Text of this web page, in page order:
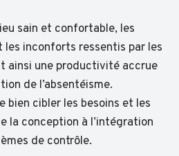
sain et confortable, les
les inconforts ressentis par les
ainsi une productivité accrue
de l’absentéisme.
bien cibler les besoins et les
la conception à l’intégration
de contrôle.